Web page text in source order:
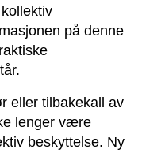
på denne
eller tilbakekall av
lenger være
beskyttelse. Ny